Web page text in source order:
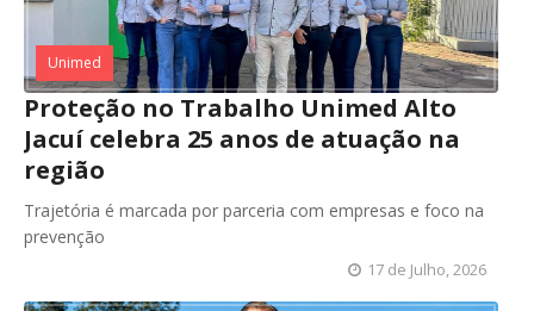
Unimed
Proteção no Trabalho Unimed Alto
Jacuí celebra 25 anos de atuação na
região
Trajetória é marcada por parceria com empresas e foco na
prevenção
17 de Julho, 2026